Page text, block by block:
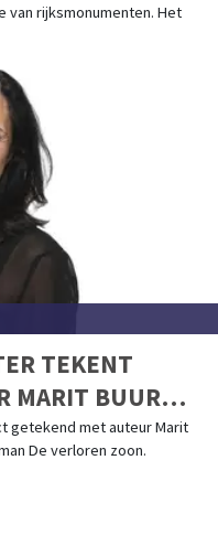
van rijksmonumenten. Het
TEKENT
MARIT BUUR
VERLOREN
getekend met auteur Marit
De verloren zoon.